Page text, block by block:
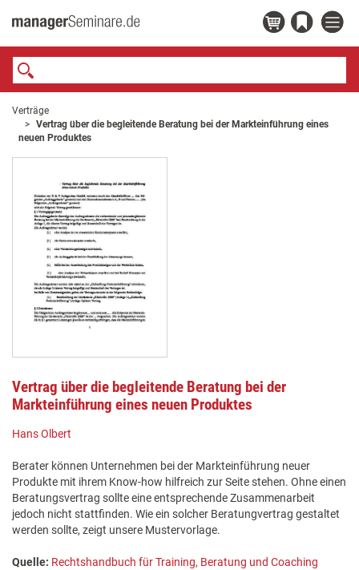
Verträge
Vertrag über die begleitende Beratung bei der Markteinführung eines
neuen Produktes
Vertrag über die begleitende Beratung bei der
Markteinführung eines neuen Produktes
Hans Olbert
Berater können Unternehmen bei der Markteinführung neuer
Produkte mit ihrem Know-how hilfreich zur Seite stehen. Ohne einen
Beratungsvertrag sollte eine entsprechende Zusammenarbeit
jedoch nicht stattfinden. Wie ein solcher Beratungvertrag gestaltet
werden sollte, zeigt unsere Mustervorlage.
Quelle: Rechtshandbuch für Training, Beratung und Coaching